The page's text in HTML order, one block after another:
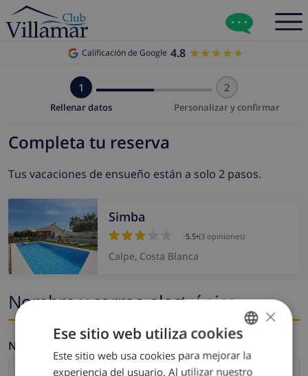
Calificación de Google 4.8 ★★★★★
★★★★★
1
Rellenar datos
2
Personalizar y confirmar
Completa tu reserva
Tus vacaciones de ensueño están a solo 2 pasos.
Simba
5.5•(3 opiniones)
Calpe, Costa Blanca
Nombre y correo electrónico
Nombre * FRENCH
×
Ese sitio web utiliza cookies
Este sitio web usa cookies para mejorar la
experiencia del usuario. Al utilizar nuestro